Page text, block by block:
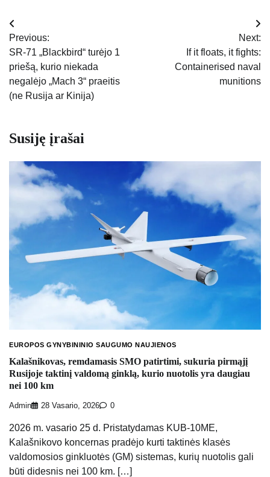
Navigacija
tarp
įrašų
Previous:
SR-71 „Blackbird“ turėjo 1
priešą, kurio niekada
negalėjo „Mach 3“ praeitis
(ne Rusija ar Kinija)
Next:
If it floats, it fights:
Containerised naval
munitions
Susiję įrašai
EUROPOS GYNYBININIO SAUGUMO NAUJIENOS
Kalašnikovas, remdamasis SMO patirtimi, sukuria pirmąjį
Rusijoje taktinį valdomą ginklą, kurio nuotolis yra daugiau
nei 100 km
Admin 28 Vasario, 2026 0
2026 m. vasario 25 d. Pristatydamas KUB-10ME,
Kalašnikovo koncernas pradėjo kurti taktinės klasės
valdomosios ginkluotės (GM) sistemas, kurių nuotolis gali
būti didesnis nei 100 km. […]